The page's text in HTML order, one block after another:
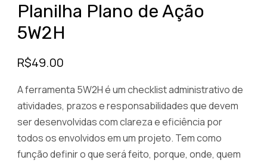
Planilha Plano de Ação
5W2H
R$49.00
A ferramenta 5W2H é um checklist administrativo de
atividades, prazos e responsabilidades que devem
ser desenvolvidas com clareza e eficiência por
todos os envolvidos em um projeto. Tem como
função definir o que será feito, porque, onde, quem